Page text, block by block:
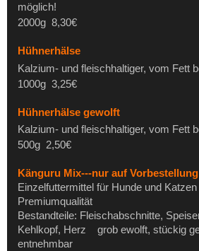
möglich!
2000g 8,30€
Hühnerhälse
Kalzium- und fleischhaltiger, vom Fett
1000g 3,25€
Hühnerhälse gewolft
Kalzium- und fleischhaltiger, vom Fett
500g 2,50€
Känguru Mix---nur auf Vorbestellung
Einzelfuttermittel für Hunde und Katzen
Premiumqualität
Bestandteile: Fleischabschnitte,
Kehlkopf, Herz grob ewolft, stückig
entnehmbar